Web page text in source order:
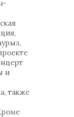
и
также